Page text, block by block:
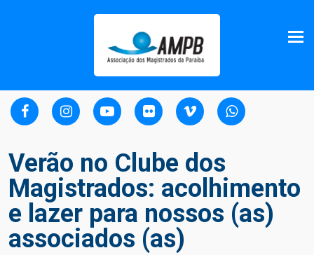
Verão no Clube dos
Magistrados: acolhimento
e lazer para nossos (as)
associados (as)